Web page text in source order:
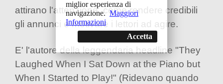
attirano l'attenzione, come rendere credibili
gli annunci e motivare i lettori ad agire.
E' l'autore della leggendaria headline "They
Laughed When I Sat Down at the Piano but
When I Started to Play!" (Ridevano quando
miglior esperienza di
navigazione. Maggiori
Informazioni
Accetta